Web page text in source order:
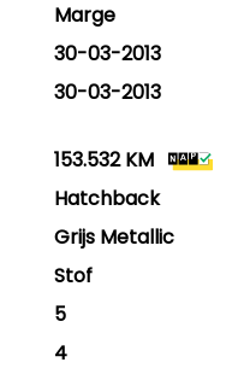
Marge
30-03-2013
30-03-2013
153.532 KM
Hatchback
Grijs Metallic
Stof
5
4